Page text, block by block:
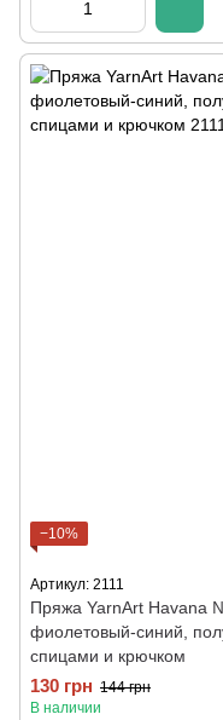
−10%
Артикул: 2111
Пряжа YarnArt Havana
фиолетовый-синий,
спицами и крючком
130 грн 144 грн
В наличии